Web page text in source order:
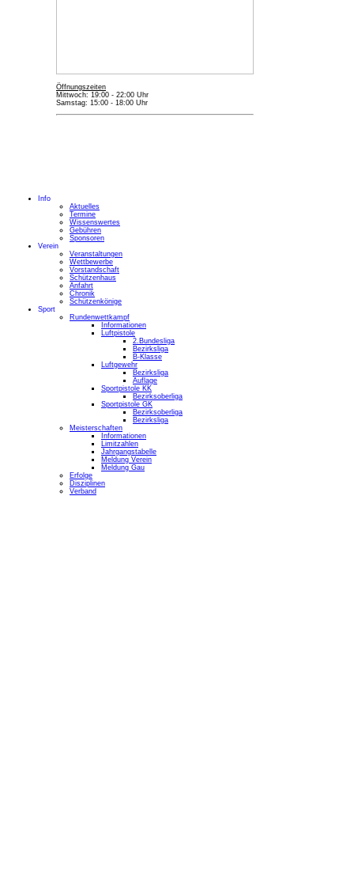
Öffnungszeiten
Mittwoch: 19:00 - 22:00 Uhr
Samstag: 15:00 - 18:00 Uhr
Info
Aktuelles
Termine
Wissenswertes
Gebühren
Sponsoren
Verein
Veranstaltungen
Wettbewerbe
Vorstandschaft
Schützenhaus
Anfahrt
Chronik
Schützenkönige
Sport
Rundenwettkampf
Informationen
Luftpistole
2.Bundesliga
Bezirksliga
B-Klasse
Luftgewehr
Bezirksliga
Auflage
Sportpistole KK
Bezirksoberliga
Sportpistole GK
Bezirksoberliga
Bezirksliga
Meisterschaften
Informationen
Limitzahlen
Jahrgangstabelle
Meldung Verein
Meldung Gau
Erfolge
Disziplinen
Verband